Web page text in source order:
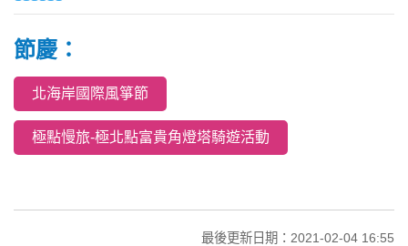
節慶：
北海岸國際風箏節
極點慢旅-極北點富貴角燈塔騎遊活動
最後更新日期：2021-02-04 16:55